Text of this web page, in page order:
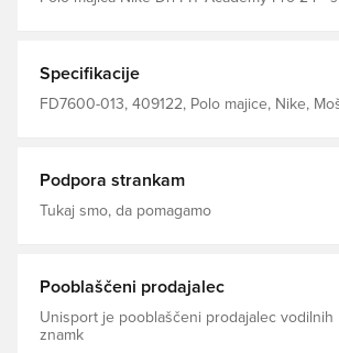
Specifikacije
FD7600-013, 409122, Polo majice, Nike,
Podpora strankam
Tukaj smo, da pomagamo
Pooblaščeni prodajalec
Unisport je pooblaščeni prodajalec vodilnih
znamk